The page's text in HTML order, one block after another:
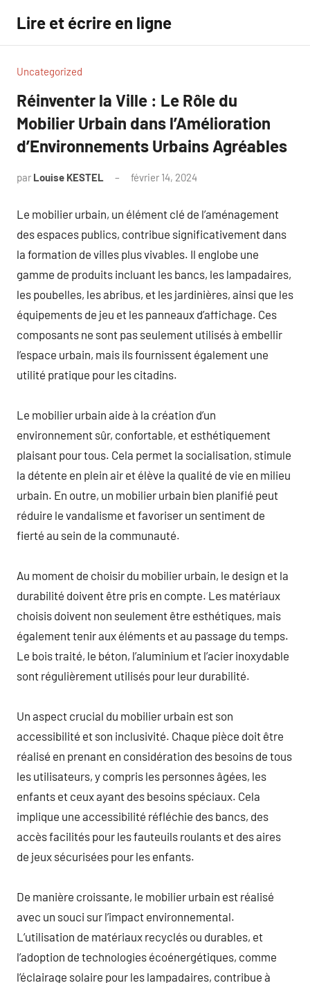
contenu
Lire et écrire en ligne
Uncategorized
Réinventer la Ville : Le Rôle du
Mobilier Urbain dans l’Amélioration
d’Environnements Urbains Agréables
par Louise KESTEL février 14, 2024
Le mobilier urbain, un élément clé de l’aménagement
des espaces publics, contribue significativement dans
la formation de villes plus vivables. Il englobe une
gamme de produits incluant les bancs, les lampadaires,
les poubelles, les abribus, et les jardinières, ainsi que les
équipements de jeu et les panneaux d’affichage. Ces
composants ne sont pas seulement utilisés à embellir
l’espace urbain, mais ils fournissent également une
utilité pratique pour les citadins.
Le mobilier urbain aide à la création d’un
environnement sûr, confortable, et esthétiquement
plaisant pour tous. Cela permet la socialisation, stimule
la détente en plein air et élève la qualité de vie en milieu
urbain. En outre, un mobilier urbain bien planifié peut
réduire le vandalisme et favoriser un sentiment de
fierté au sein de la communauté.
Au moment de choisir du mobilier urbain, le design et la
durabilité doivent être pris en compte. Les matériaux
choisis doivent non seulement être esthétiques, mais
également tenir aux éléments et au passage du temps.
Le bois traité, le béton, l’aluminium et l’acier inoxydable
sont régulièrement utilisés pour leur durabilité.
Un aspect crucial du mobilier urbain est son
accessibilité et son inclusivité. Chaque pièce doit être
réalisé en prenant en considération des besoins de tous
les utilisateurs, y compris les personnes âgées, les
enfants et ceux ayant des besoins spéciaux. Cela
implique une accessibilité réfléchie des bancs, des
accès facilités pour les fauteuils roulants et des aires
de jeux sécurisées pour les enfants.
De manière croissante, le mobilier urbain est réalisé
avec un souci sur l’impact environnemental.
L’utilisation de matériaux recyclés ou durables, et
l’adoption de technologies écoénergétiques, comme
l’éclairage solaire pour les lampadaires, contribue à